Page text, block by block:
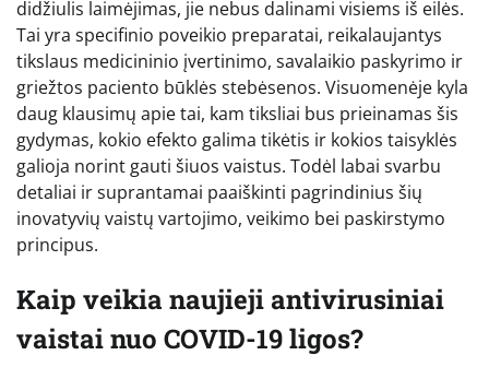
didžiulis laimėjimas, jie nebus dalinami visiems iš eilės.
Tai yra specifinio poveikio preparatai, reikalaujantys
tikslaus medicininio įvertinimo, savalaikio paskyrimo ir
griežtos paciento būklės stebėsenos. Visuomenėje kyla
daug klausimų apie tai, kam tiksliai bus prieinamas šis
gydymas, kokio efekto galima tikėtis ir kokios taisyklės
galioja norint gauti šiuos vaistus. Todėl labai svarbu
detaliai ir suprantamai paaiškinti pagrindinius šių
inovatyvių vaistų vartojimo, veikimo bei paskirstymo
principus.
Kaip veikia naujieji antivirusiniai
vaistai nuo COVID-19 ligos?